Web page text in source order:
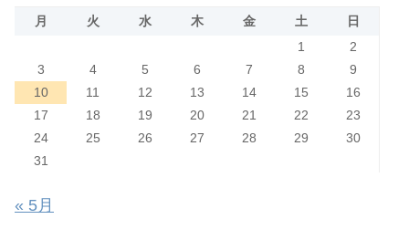
月 火 水 木 金 土
日
1
2
3
4 5 6 7 8
9
10
11 12 13 14 15
16
17
18 19 20 21 22
23
24
25 26 27 28 29
30
31
« 5月